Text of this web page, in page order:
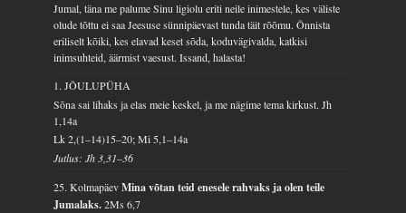
Jumal, täna me palume Sinu ligiolu eriti neile inimestele, kes väliste
olude tõttu ei saa Jeesuse sünnipäevast tunda täit rõõmu. Õnnista
eriliselt kõiki, kes elavad keset sõda, koduvägivalda, katkisi
inimsuhteid, äärmist vaesust. Issand, halasta!
1. JÕULUPÜHA
Sõna sai lihaks ja elas meie keskel, ja me nägime tema kirkust.Jh
1,14a
Lk 2,(1–14)15–20; Mi 5,1–14a
Jutlus: Jh 3,31–36
25. KolmapäevMina võtan teid enesele rahvaks ja olen teile
Jumalaks.2Ms 6,7